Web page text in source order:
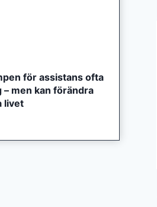
för assistans ofta
– men kan förändra
livet